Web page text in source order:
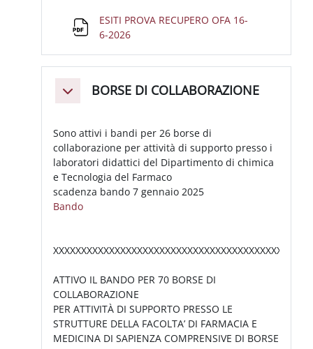
ESITI PROVA RECUPERO OFA 16-
6-2026
MinimizzaBORSE DI COLLABORAZIONE
Sono attivi i bandi per 26 borse di
collaborazione per attività di supporto presso i
laboratori didattici del Dipartimento di chimica
e Tecnologia del Farmaco
scadenza bando 7 gennaio 2025
Bando
ATTIVO IL BANDO PER 70 BORSE DI
COLLABORAZIONE
PER ATTIVITÀ DI SUPPORTO PRESSO LE
STRUTTURE DELLA FACOLTA’ DI FARMACIA E
MEDICINA DI SAPIENZA COMPRENSIVE DI BORSE